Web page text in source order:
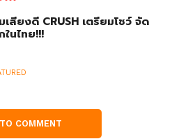
สียงดี CRUSH เตรียมโชว์ จัด
นไทย!!!
COMMENT